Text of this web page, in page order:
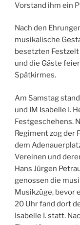
Vorstand ihm ein
Nach den
musikalische
besetzten
und die Gäste
Spätkirmes.
Am Samstag
und IM Isabelle I.
Festgeschehens.
Regiment zog der
dem
Vereinen und
Hans Jürgen
genossen die
Musikzüge, bevor
20 Uhr fand dort
Isabelle I. statt.